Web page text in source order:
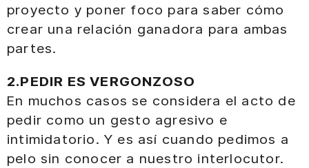
proyecto y poner foco para saber cómo
crear una relación ganadora para ambas
partes.
2.PEDIR ES VERGONZOSO
En muchos casos se considera el acto de
pedir como un gesto agresivo e
intimidatorio. Y es así cuando pedimos a
pelo sin conocer a nuestro interlocutor.